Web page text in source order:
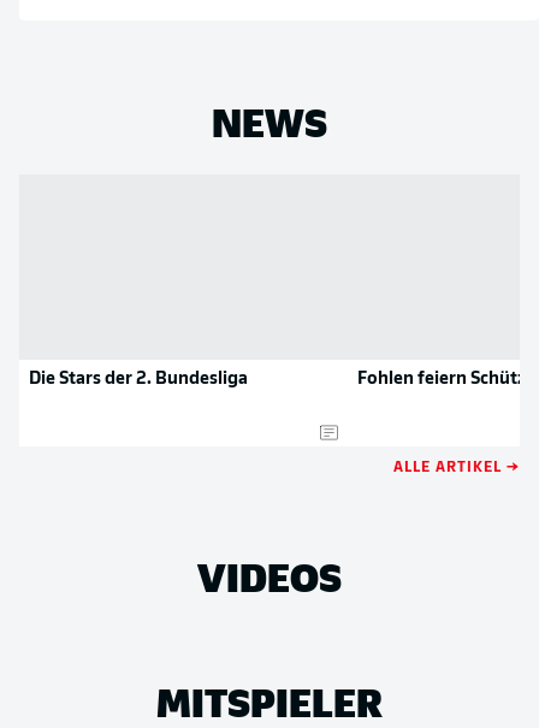
NEWS
Die Stars der 2. Bundesliga Fohlen feiern
ALLE ARTIKEL →
VIDEOS
MITSPIELER